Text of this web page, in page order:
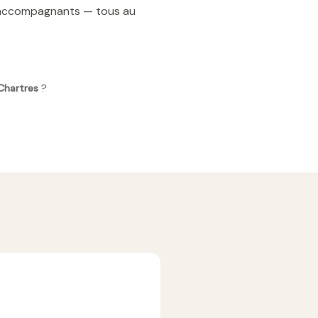
— tous au
?